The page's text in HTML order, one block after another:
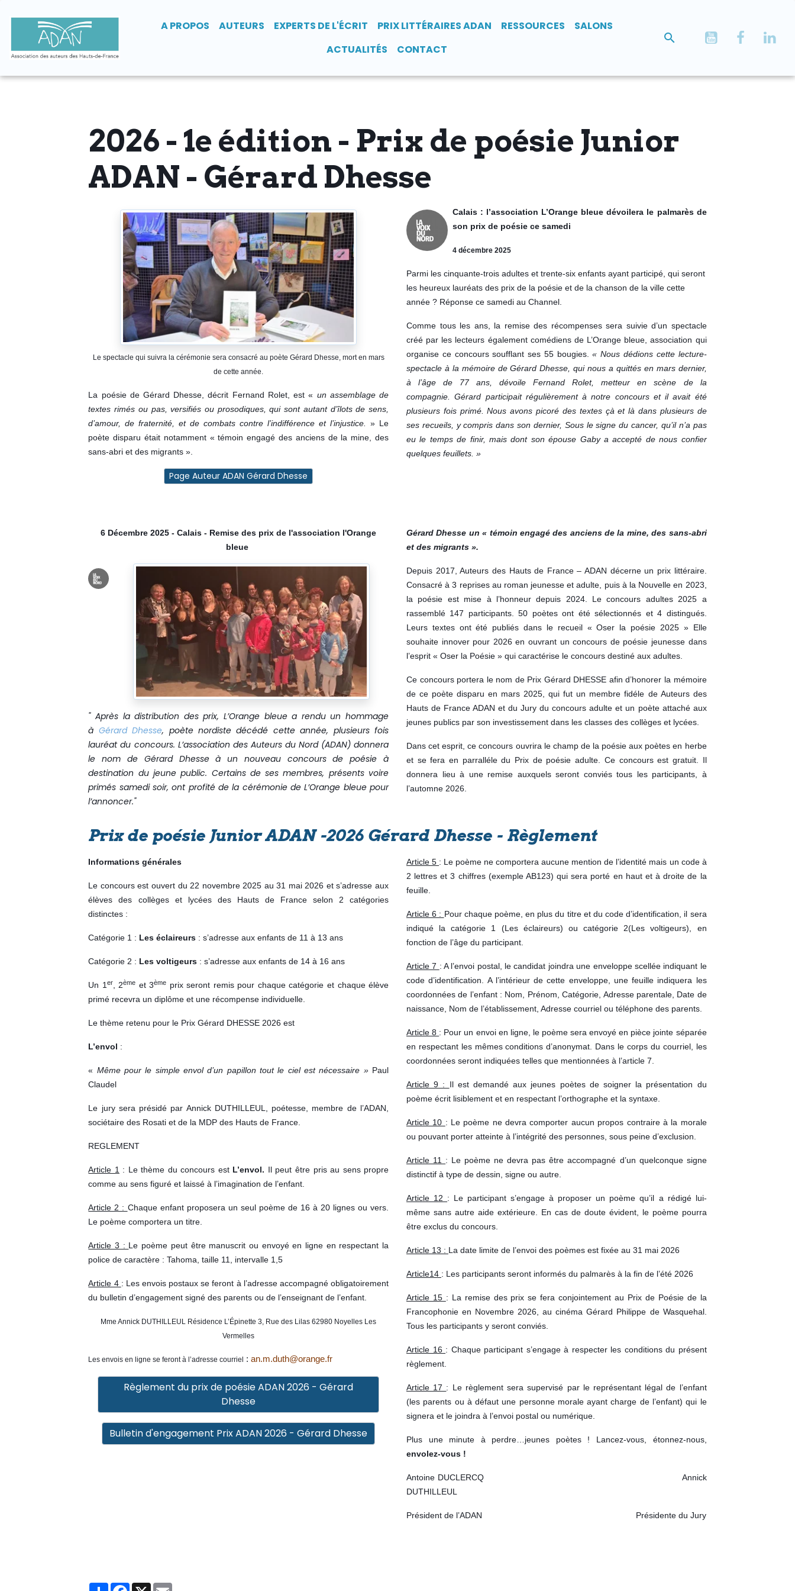
A PROPOS AUTEURS EXPERTS DE L'ÉCRIT PRIX LITTÉRAIRES ADAN RESSOURCES
SALONS
ACTUALITÉS
CONTACT
2026 - 1e édition - Prix de poésie Junior
ADAN - Gérard Dhesse
Le spectacle qui suivra la cérémonie sera consacré au poète Gérard Dhesse, mort en mars
de cette année.
La poésie de Gérard Dhesse, décrit Fernand Rolet, est « un assemblage de
textes rimés ou pas, versifiés ou prosodiques, qui sont autant d’îlots de sens,
d’amour, de fraternité, et de combats contre l’indifférence et l’injustice.» Le
poète disparu était notamment « témoin engagé des anciens de la mine, des
sans-abri et des migrants ».
Page Auteur ADAN Gérard Dhesse
Calais : l’association L’Orange bleue dévoilera le palmarès de
son prix de poésie ce samedi
4 décembre 2025
Parmi les cinquante-trois adultes et trente-six enfants ayant participé, qui seront
les heureux lauréats des prix de la poésie et de la chanson de la ville cette
année ? Réponse ce samedi au Channel.
Comme tous les ans, la remise des récompenses sera suivie d’un spectacle
créé par les lecteurs également comédiens de L’Orange bleue, association qui
organise ce concours soufflant ses 55 bougies.« Nous dédions cette lecture-
spectacle à la mémoire de Gérard Dhesse, qui nous a quittés en mars dernier,
à l’âge de 77 ans, dévoile Fernand Rolet, metteur en scène de la
compagnie. Gérard participait régulièrement à notre concours et il avait été
plusieurs fois primé. Nous avons picoré des textes çà et là dans plusieurs de
ses recueils, y compris dans son dernier, Sous le signe du cancer, qu’il n’a pas
eu le temps de finir, mais dont son épouse Gaby a accepté de nous confier
quelques feuillets. »
6 Décembre 2025 - Calais - Remise des prix de l'association l'Orange
bleue
" Après la distribution des prix, L’Orange bleue a rendu un hommage
à Gérard Dhesse, poète nordiste décédé cette année, plusieurs fois
lauréat du concours. L’association des Auteurs du Nord (ADAN) donnera
le nom de Gérard Dhesse à un nouveau concours de poésie à
destination du jeune public. Certains de ses membres, présents voire
primés samedi soir, ont profité de la cérémonie de L’Orange bleue pour
l’annoncer."
Gérard Dhesse un « témoin engagé des anciens de la mine, des sans-abri
et des migrants ».
Depuis 2017, Auteurs des Hauts de France – ADAN décerne un prix littéraire.
Consacré à 3 reprises au roman jeunesse et adulte, puis à la Nouvelle en 2023,
la poésie est mise à l’honneur depuis 2024. Le concours adultes 2025 a
rassemblé 147 participants. 50 poètes ont été sélectionnés et 4 distingués.
Leurs textes ont été publiés dans le recueil « Oser la poésie 2025 » Elle
souhaite innover pour 2026 en ouvrant un concours de poésie jeunesse dans
l’esprit « Oser la Poésie » qui caractérise le concours destiné aux adultes.
Ce concours portera le nom de Prix Gérard DHESSE afin d’honorer la mémoire
de ce poète disparu en mars 2025, qui fut un membre fidéle de Auteurs des
Hauts de France ADAN et du Jury du concours adulte et un poète attaché aux
jeunes publics par son investissement dans les classes des collèges et lycées.
Dans cet esprit, ce concours ouvrira le champ de la poésie aux poètes en herbe
et se fera en parralléle du Prix de poésie adulte. Ce concours est gratuit. Il
donnera lieu à une remise auxquels seront conviés tous les participants, à
l’automne 2026.
Prix de poésie Junior ADAN -2026 Gérard Dhesse - Règlement
Informations générales
Le concours est ouvert du 22 novembre 2025 au 31 mai 2026 et s’adresse aux
élèves des collèges et lycées des Hauts de France selon 2 catégories
distinctes :
Catégorie 1 : Les éclaireurs : s’adresse aux enfants de 11 à 13 ans
Catégorie 2 : Les voltigeurs : s’adresse aux enfants de 14 à 16 ans
Un 1 er, 2ème et 3ème prix seront remis pour chaque catégorie et chaque élève
primé recevra un diplôme et une récompense individuelle.
Le thème retenu pour le Prix Gérard DHESSE 2026 est
L’envol :
« Même pour le simple envol d’un papillon tout le ciel est nécessaire » Paul
Claudel
Le jury sera présidé par Annick DUTHILLEUL, poétesse, membre de l’ADAN,
sociétaire des Rosati et de la MDP des Hauts de France.
REGLEMENT
Article 1 : Le thème du concours est L’envol. Il peut être pris au sens propre
comme au sens figuré et laissé à l’imagination de l’enfant.
Article 2 : Chaque enfant proposera un seul poème de 16 à 20 lignes ou vers.
Le poème comportera un titre.
Article 3 : Le poème peut être manuscrit ou envoyé en ligne en respectant la
police de caractère : Tahoma, taille 11, intervalle 1,5
Article 4 : Les envois postaux se feront à l’adresse accompagné obligatoirement
du bulletin d’engagement signé des parents ou de l’enseignant de l’enfant.
Mme Annick DUTHILLEUL Résidence L’Épinette 3, Rue des Lilas 62980 Noyelles Les
Vermelles
Les envois en ligne se feront à l’adresse courriel :an.m.duth@orange.fr
Règlement du prix de poésie ADAN 2026 - Gérard
Dhesse
Bulletin d'engagement Prix ADAN 2026 - Gérard Dhesse
Article 5 : Le poème ne comportera aucune mention de l’identité mais un code à
2 lettres et 3 chiffres (exemple AB123) qui sera porté en haut et à droite de la
feuille.
Article 6 : Pour chaque poème, en plus du titre et du code d’identification, il sera
indiqué la catégorie 1 (Les éclaireurs) ou catégorie 2(Les voltigeurs), en
fonction de l’âge du participant.
Article 7 : A l’envoi postal, le candidat joindra une enveloppe scellée indiquant le
code d’identification. A l’intérieur de cette enveloppe, une feuille indiquera les
coordonnées de l’enfant : Nom, Prénom, Catégorie, Adresse parentale, Date de
naissance, Nom de l’établissement, Adresse courriel ou téléphone des parents.
Article 8 : Pour un envoi en ligne, le poème sera envoyé en pièce jointe séparée
en respectant les mêmes conditions d’anonymat. Dans le corps du courriel, les
coordonnées seront indiquées telles que mentionnées à l’article 7.
Article 9 : Il est demandé aux jeunes poètes de soigner la présentation du
poème écrit lisiblement et en respectant l’orthographe et la syntaxe.
Article 10 : Le poème ne devra comporter aucun propos contraire à la morale
ou pouvant porter atteinte à l’intégrité des personnes, sous peine d’exclusion.
Article 11 : Le poème ne devra pas être accompagné d’un quelconque signe
distinctif à type de dessin, signe ou autre.
Article 12 : Le participant s’engage à proposer un poème qu’il a rédigé lui-
même sans autre aide extérieure. En cas de doute évident, le poème pourra
être exclus du concours.
Article 13 : La date limite de l’envoi des poèmes est fixée au 31 mai 2026
Article14 : Les participants seront informés du palmarès à la fin de l’été 2026
Article 15 : La remise des prix se fera conjointement au Prix de Poésie de la
Francophonie en Novembre 2026, au cinéma Gérard Philippe de Wasquehal.
Tous les participants y seront conviés.
Article 16 : Chaque participant s’engage à respecter les conditions du présent
règlement.
Article 17 : Le règlement sera supervisé par le représentant légal de l’enfant
(les parents ou à défaut une personne morale ayant charge de l’enfant) qui le
signera et le joindra à l’envoi postal ou numérique.
Plus une minute à perdre…jeunes poètes ! Lancez-vous, étonnez-nous,
envolez-vous !
Antoine DUCLERCQ Annick
DUTHILLEUL
Président de l’ADAN Présidente du Jury
PartagerFacebook
X